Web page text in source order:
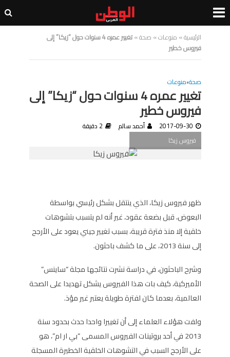
الرئيسية» منوعات» صحة»
تغيير عمره 4 سنوات حول “زيكا” إلى
فيروس خطير
صحة•منوعات
تغيير عمره 4 سنوات حول “زيكا” إلى
فيروس خطير
2017-09-30 أحمد سالم
2 دقيقة
فيروس زيكا
ظهر فيروس زيكا، الذي ينتقل بشكل رئيسي بواسطة
البعوض، قبل بضعة عقود، غير أنه لم يتسبب بتشوهات
خلقية إلا منذ فترة قريبة، بسبب تغيير جيني يعود على الأرجح
إلى سنة 2013، على ما كشف باحثون.
وشرح الباحثون، في دراسة نشرت نتائجها مجلة “ساينس”
الأميركية، كيف بات هذا الفيروس يشكل تهديدا على الصحة
العالمية، بعدما كان لفترة طويلة يعتبر غير مؤذ.
ولفت هؤلاء العلماء إلى أن تغييرا واحدا حدث بحدود سنة
2013 في أحد بروتينات الفيروس المسمى “بي ار ام”، هو
على الأرجح السبب في التشوهات الخلقية الخطيرة المسجلة